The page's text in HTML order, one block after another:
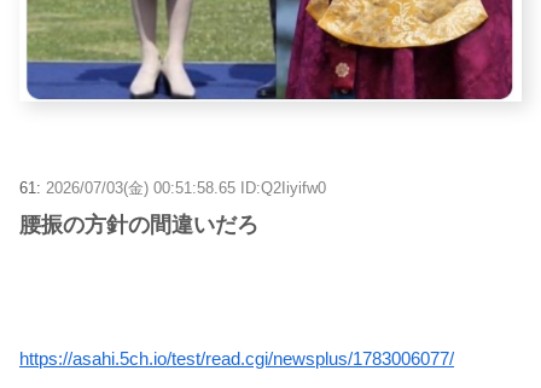
61: 2026/07/03(金) 00:51:58.65 ID:Q2Iiyifw0
腰振の方針の間違いだろ
https://asahi.5ch.io/test/read.cgi/newsplus/1783006077/